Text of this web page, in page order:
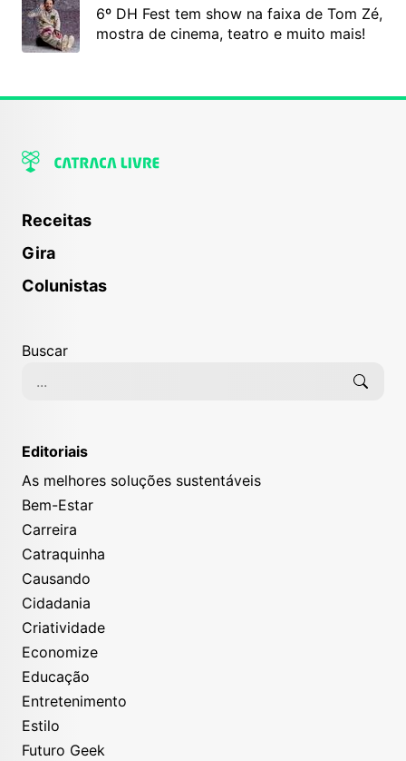
6º DH Fest tem show na faixa de Tom Zé,
mostra de cinema, teatro e muito mais!
Receitas
Gira
Colunistas
Buscar
Editoriais
As melhores soluções sustentáveis
Bem-Estar
Carreira
Catraquinha
Causando
Cidadania
Criatividade
Economize
Educação
Entretenimento
Estilo
Futuro Geek